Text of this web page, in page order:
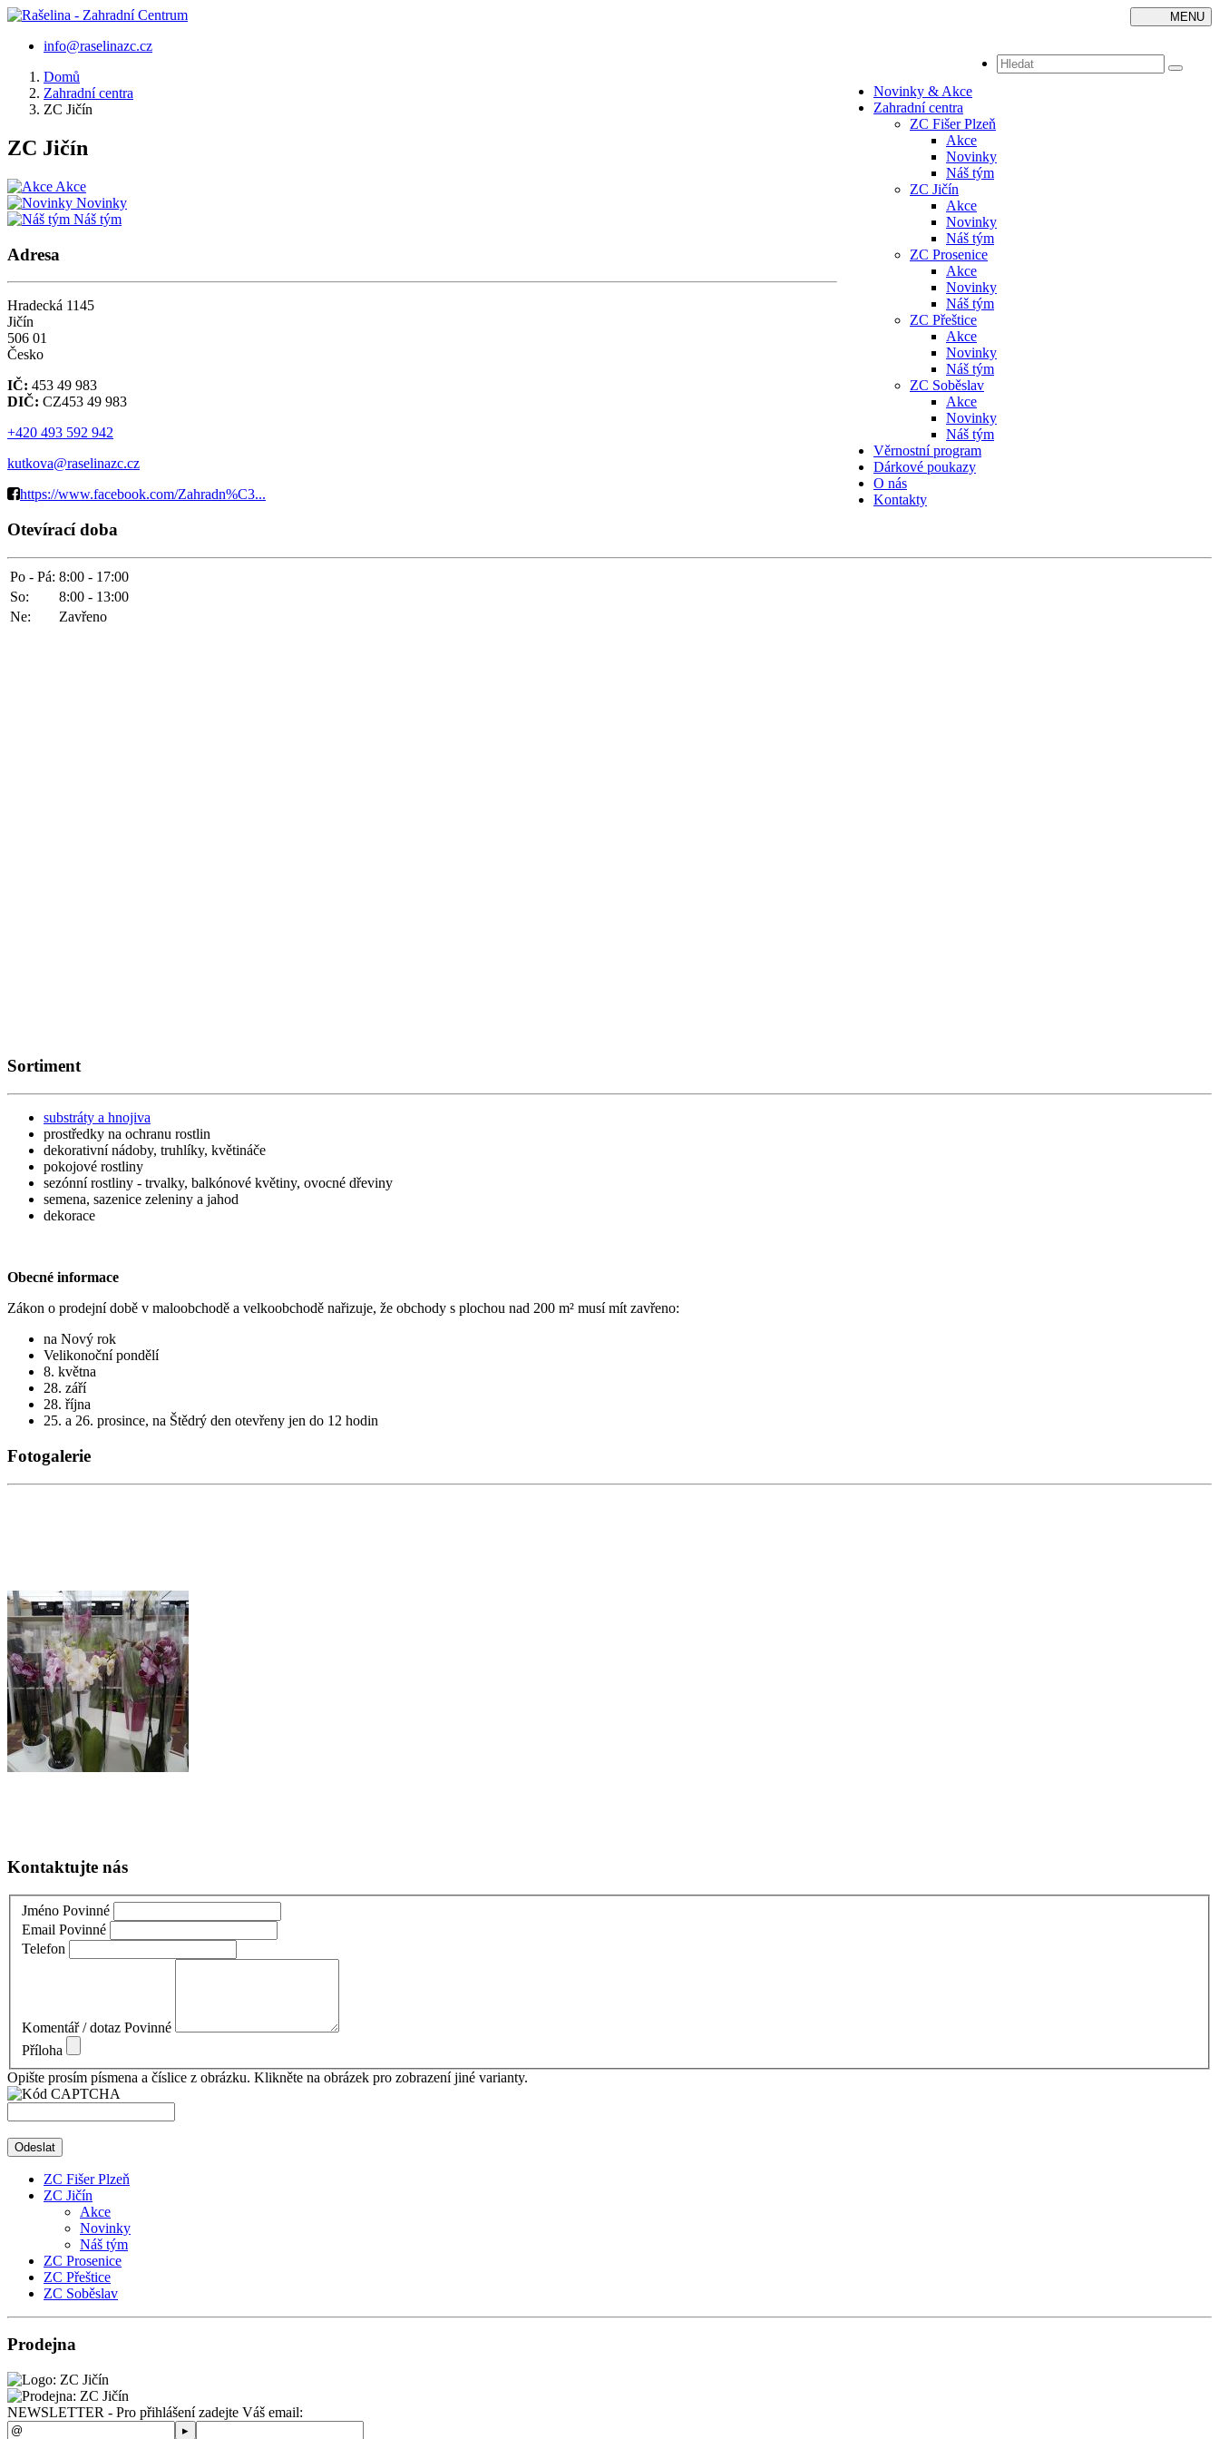
MENU
Toggle
info@raselinazc.cz
Novinky & Akce
Zahradní centra
ZC Fišer Plzeň
Akce
Novinky
Náš tým
ZC Jičín
Akce
Novinky
Náš tým
ZC Prosenice
Akce
Novinky
Náš tým
ZC Přeštice
Akce
Novinky
Náš tým
ZC Soběslav
Akce
Novinky
Náš tým
Věrnostní program
Dárkové poukazy
O nás
Kontakty
Domů
Zahradní centra
ZC Jičín
ZC Jičín
Akce
Novinky
Náš tým
Adresa
Hradecká 1145
Jičín
506 01
Česko
IČ: 453 49 983
DIČ: CZ453 49 983
+420 493 592 942
kutkova@raselinazc.cz
https://www.facebook.com/Zahradn%C3...
Otevírací doba
Po - Pá: 8:00 - 17:00
So:
8:00 - 13:00
Ne:
Zavřeno
Sortiment
substráty a hnojiva
prostředky na ochranu rostlin
dekorativní nádoby, truhlíky, květináče
pokojové rostliny
sezónní rostliny - trvalky, balkónové květiny, ovocné dřeviny
semena, sazenice zeleniny a jahod
dekorace
Obecné informace
Zákon o prodejní době v maloobchodě a velkoobchodě nařizuje, že obchody s plochou nad 200 m² musí mít zavřeno:
na Nový rok
Velikonoční pondělí
8. května
28. září
28. října
25. a 26. prosince, na Štědrý den otevřeny jen do 12 hodin
Fotogalerie
Kontaktujte nás
Jméno Povinné
Email Povinné
Telefon
Komentář / dotaz Povinné
Příloha
Opište prosím písmena a číslice z obrázku. Klikněte na obrázek pro zobrazení jiné varianty.
Odeslat
ZC Fišer Plzeň
ZC Jičín
Akce
Novinky
Náš tým
ZC Prosenice
ZC Přeštice
ZC Soběslav
Prodejna
NEWSLETTER - Pro přihlášení zadejte Váš email: